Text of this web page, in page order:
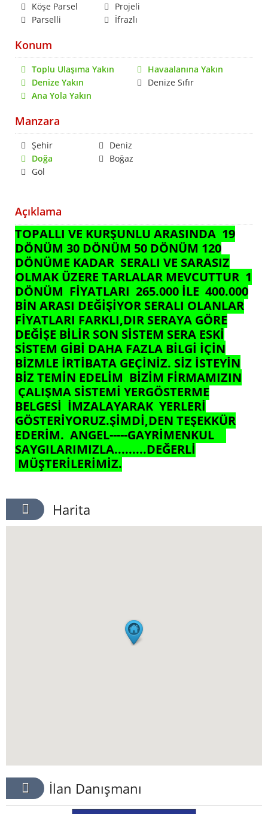
Köşe Parsel
Projeli
Parselli
İfrazlı
Konum
Toplu Ulaşıma Yakın
Havaalanına Yakın
Denize Yakın
Denize Sıfır
Ana Yola Yakın
Manzara
Şehir
Deniz
Doğa
Boğaz
Göl
Açıklama
TOPALLI VE KURŞUNLU ARASINDA 19
DÖNÜM 30 DÖNÜM 50 DÖNÜM 120
DÖNÜME KADAR SERALI VE SARASIZ
OLMAK ÜZERE TARLALAR MEVCUTTUR 1
DÖNÜM FİYATLARI 265.000 İLE 400.000
BİN ARASI DEĞİŞİYOR SERALI OLANLAR
FİYATLARI FARKLI,DIR SERAYA GÖRE
DEĞİŞE BİLİR SON SİSTEM SERA ESKİ
SİSTEM GİBİ DAHA FAZLA BİLGİ İÇİN
BİZMLE İRTİBATA GEÇİNİZ. SİZ İSTEYİN
BİZ TEMİN EDELİM BİZİM FİRMAMIZIN
ÇALIŞMA SİSTEMİ YERGÖSTERME
BELGESİ İMZALAYARAK YERLERİ
GÖSTERİYORUZ.ŞİMDİ,DEN TEŞEKKÜR
EDERİM. ANGEL-----GAYRİMENKUL
SAYGILARIMIZLA.........DEĞERLİ
MÜŞTERİLERİMİZ.
Harita
İlan Danışmanı